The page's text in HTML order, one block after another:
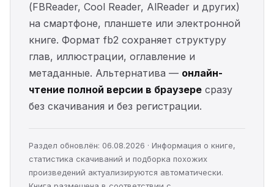
(FBReader, Cool Reader, AlReader и других)
на смартфоне, планшете или электронной
книге. Формат fb2 сохраняет структуру
глав, иллюстрации, оглавление и
метаданные. Альтернатива — онлайн-
чтение полной версии в браузере сразу
без скачивания и без регистрации.
Раздел обновлён: 06.08.2026 · Информация о книге,
статистика скачиваний и подборка похожих
произведений актуализируются автоматически.